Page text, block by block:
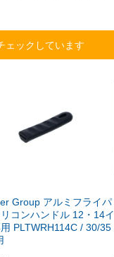
ェックしています
Group アルミフライパ
コンハンドル 12・14イ
PLTWRH114C / 30/35